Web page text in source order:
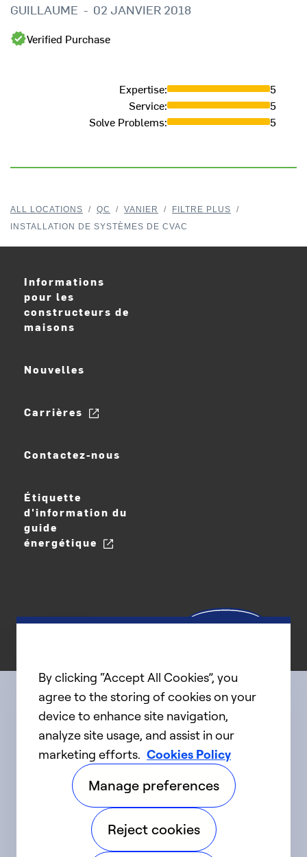
GUILLAUME - 02 JANVIER 2018
Verified Purchase
Expertise:
5
Service:
5
Solve Problems: 5
ALL LOCATIONS / QC / VANIER / FILTRE PLUS
/
INSTALLATION DE SYSTÈMES DE CVAC
Informations
pour les
constructeurs de
maisons
Nouvelles
Carrières
Contactez-nous
Étiquette
d'information du
guide
énergétique
Connect with us
linkedIntwitter facebookyoutube
©2025 Carrier. Tous droits réservés.
Accessibilité Avis sur la confidentialité
By clicking “Accept All Cookies”, you
agree to the storing of cookies on your
device to enhance site navigation,
analyze site usage, and assist in our
marketing efforts. Cookies Policy
Manage preferences
Reject cookies